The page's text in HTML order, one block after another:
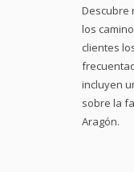
Descubre
los
clientes
incluyen
sobre la
Aragón.